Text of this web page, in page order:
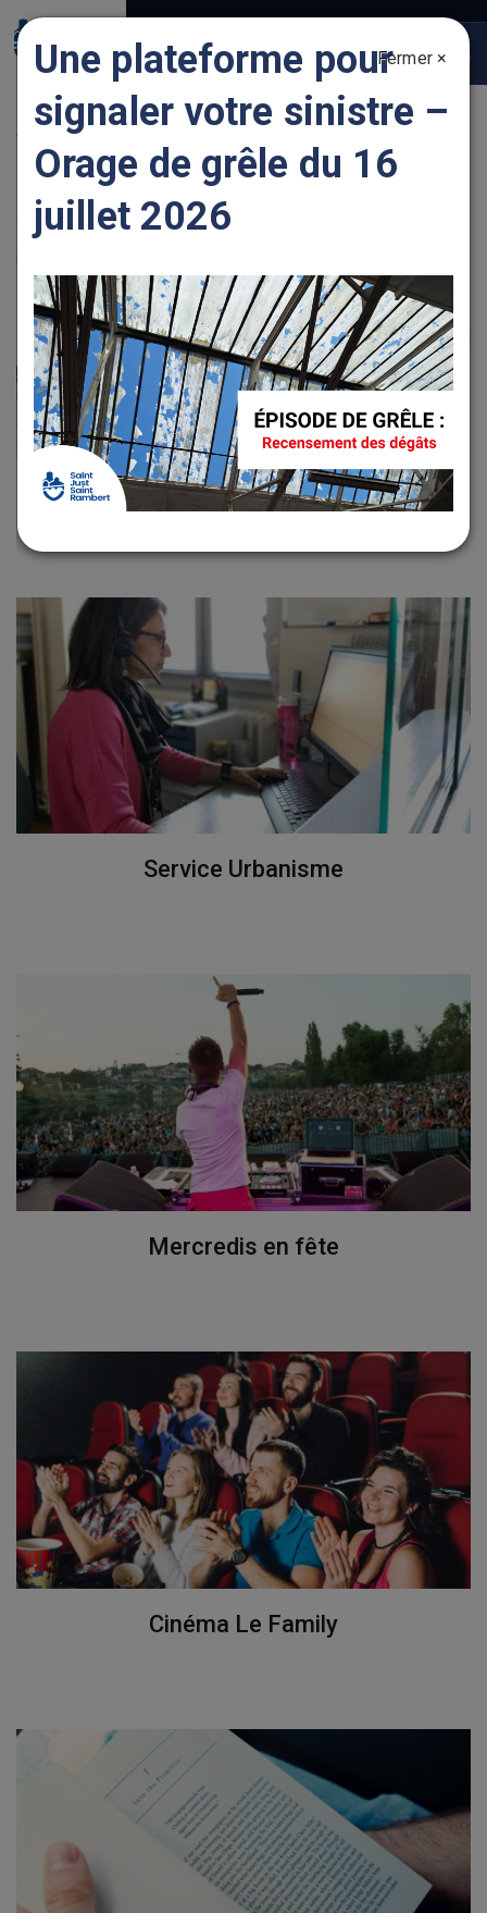
VOUS ÊTES UN JEUNE
J’achète Pontrambertois – Le bon
Service Urbanisme
Mercredis en fête
Cinéma Le Family
Fermer ×
Une plateforme pour
signaler votre sinistre –
Orage de grêle du 16
juillet 2026